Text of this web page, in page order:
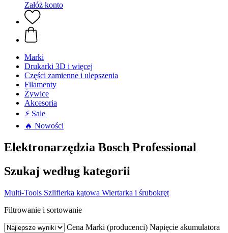
Załóż konto
Marki
Drukarki 3D i więcej
Części zamienne i ulepszenia
Filamenty
Żywice
Akcesoria
⚡ Sale
🔥 Nowości
Elektronarzędzia Bosch Professional
Szukaj według kategorii
Multi-Tools Szlifierka kątowa Wiertarka i śrubokręt
Filtrowanie i sortowanie
Cena Marki (producenci) Napięcie akumulatora